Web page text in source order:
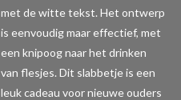
met de witte tekst. Het ontwerp
is eenvoudig maar effectief, met
een knipoog naar het drinken
van flesjes. Dit slabbetje is een
leuk cadeau voor nieuwe ouders